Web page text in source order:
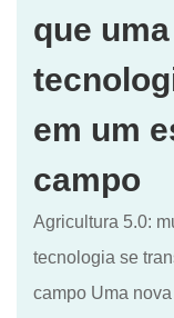
que
em um
campo
Agricultura 5.0:
tecnologia se
campo Uma